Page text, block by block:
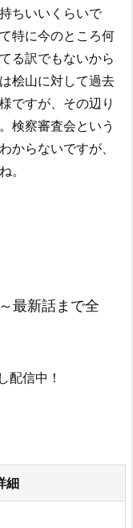
ちいいくらいで
特に今のところ何
る訳でもないから
桧山に対して過去
ですが、その辺り
検察審査会という
からないですが、
。
最新話まで全
配信中！
細